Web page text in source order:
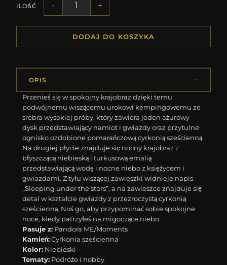
ILOŚĆ - +
DODAJ DO KOSZYKA
OPIS
Przenieś się w spokojny krajobraz dzięki temu
podwójnemu wiszącemu urokowi kempingowemu ze
srebra wysokiej próby, który zawiera jeden ażurowy
dysk przedstawiający namiot i gwiazdy oraz przytulne
ognisko ozdobione pomarańczową cyrkonią sześcienną.
Na drugiej płycie znajduje się nocny krajobraz z
błyszczącą niebieską i turkusową emalią
przedstawiającą wodę i nocne niebo z księżycem i
gwiazdami. Z tyłu wiszącej zawieszki widnieje napis
„Sleeping under the stars”, a na zawieszce znajduje się
detal w kształcie gwiazdy z przezroczystą cyrkonią
sześcienną. Noś go, aby przypominać sobie spokojne
noce, kiedy patrzyłeś na migoczące niebo.
Pasuje z: Pandora ME/Moments
Kamień:Cyrkonia sześcienna
Kolor: Niebieski
Tematy: Podróże i hobby